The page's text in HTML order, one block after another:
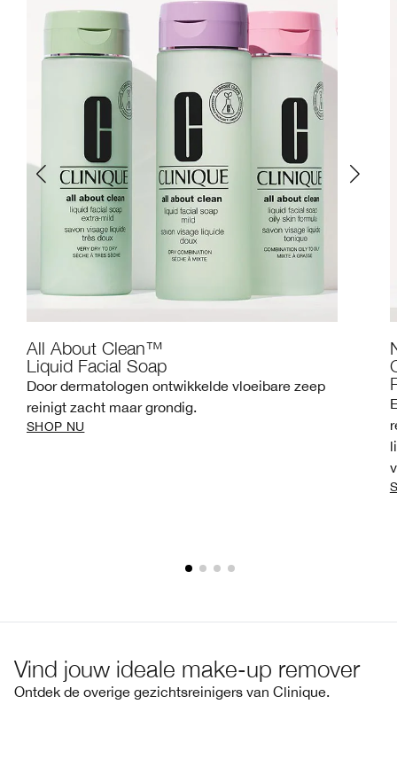
All About Clean™
Liquid Facial Soap
Door dermatologen ontwikkelde vloeibare zeep
reinigt zacht maar grondig.
SHOP NU
Vind jouw ideale make-up remover
Ontdek de overige gezichtsreinigers van Clinique.